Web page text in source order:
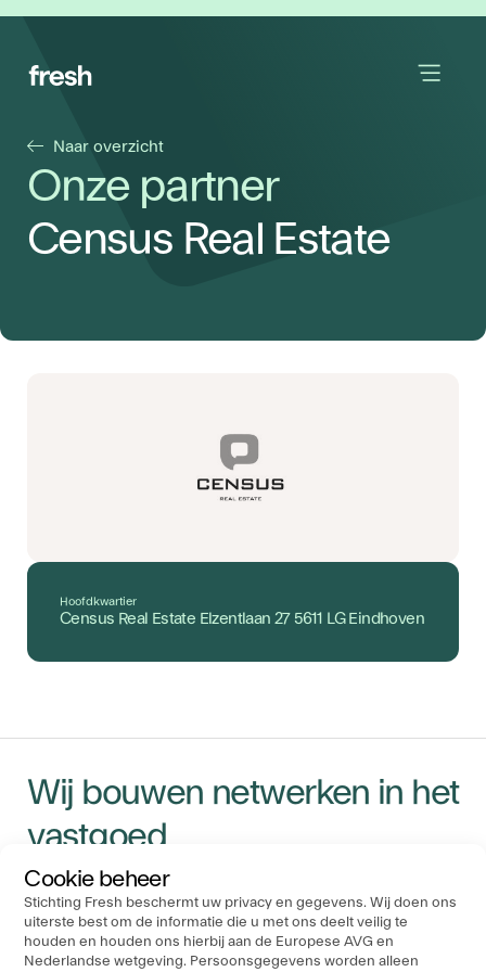
Cookie beheer
Stichting Fresh beschermt uw privacy en gegevens. Wij doen ons
uiterste best om de informatie die u met ons deelt veilig te
houden en houden ons hierbij aan de Europese AVG en
Nederlandse wetgeving. Persoonsgegevens worden alleen
Naar overzicht
Onze partner
Census Real Estate
Hoofdkwartier
Census Real Estate Elzentlaan 27 5611 LG Eindhoven
Wij bouwen netwerken in het
vastgoed
Navigatie
Evenementen
Ons Kantoor
Stichting FRESH
P.O. Box 19183
Socials